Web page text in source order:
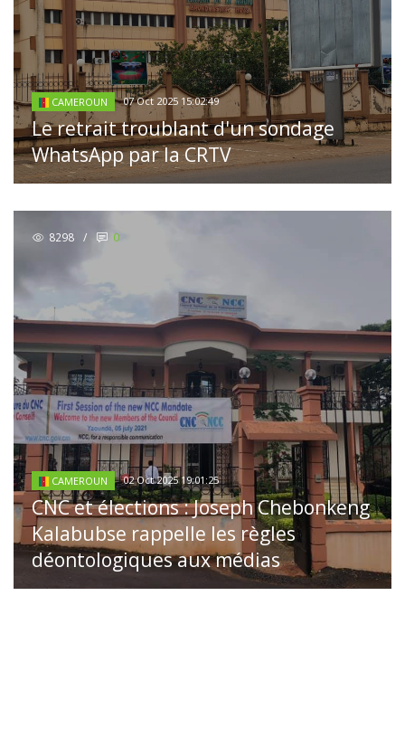
CAMEROUN 07 Oct 2025 15:02:49
Le retrait troublant d'un sondage
WhatsApp par la CRTV
8298 / 0
CAMEROUN 02 Oct 2025 19:01:25
CNC et élections : Joseph Chebonkeng
Kalabubse rappelle les règles
déontologiques aux médias